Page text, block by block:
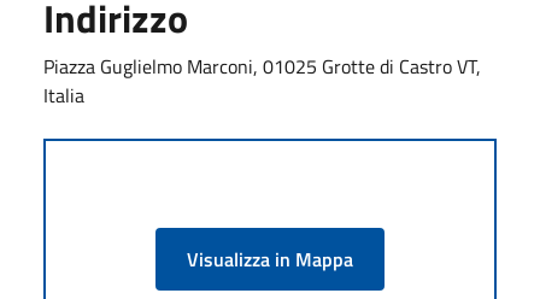
Indirizzo
Piazza Guglielmo Marconi, 01025 Grotte di Castro VT,
Italia
Visualizza in Mappa